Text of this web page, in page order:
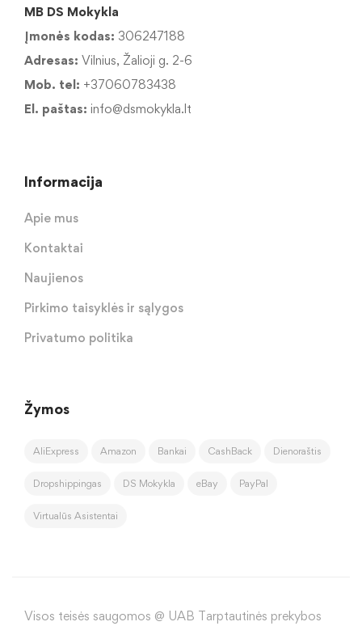
MB DS Mokykla
Įmonės kodas: 306247188
Adresas: Vilnius, Žalioji g. 2-6
Mob. tel: +37060783438
El. paštas: info@dsmokykla.lt
Informacija
Apie mus
Kontaktai
Naujienos
Pirkimo taisyklės ir sąlygos
Privatumo politika
Žymos
AliExpress Amazon Bankai CashBack Dienoraštis
Dropshippingas DS Mokykla eBay PayPal
Virtualūs Asistentai
Visos teisės saugomos @ UAB Tarptautinės prekybos